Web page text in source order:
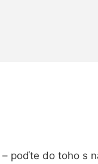
– poďte do toho s